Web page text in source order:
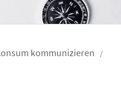
kommunizieren
/